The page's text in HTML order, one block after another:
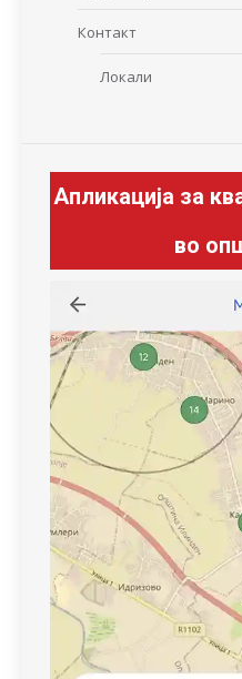
Контакт
Локали
Апликација за
во